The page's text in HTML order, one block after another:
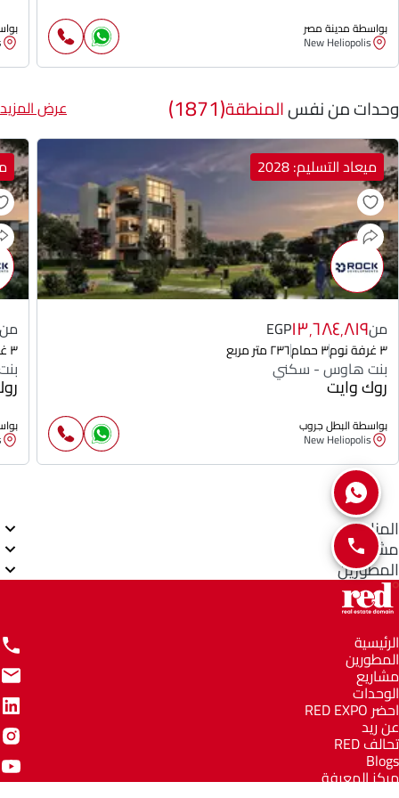
بواسطة مدينة مصر
New Heliopolis
وحدات من نفسالمنطقة(1871) عرض المزيد
ميعاد التسليم: 2028
من١٣٬٦٨٤٬٨١٩EGP
٣ غرفة نوم ٣ حمام ٢٣٦ متر مربع
بنت هاوس - سكني
روك وايت
بواسطة البطل جروب
New Heliopolis
من
٣ غرفة نوم
المناطق
مشاريع
المطورين
الرئيسية
المطورين
مشاريع
الوحدات
احضر RED EXPO
عن ريد
تحالف RED
Blogs
مركز المعرفة